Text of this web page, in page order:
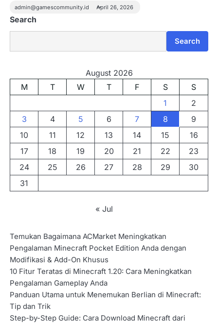
admin@gamescommunity.id April 26, 2026
Search
Search
August 2026
M
T W T F S
S
1
2
3
4 5 6 7 8
9
10
11 12 13 14 15
16
17
18 19 20 21 22
23
24
25 26 27 28 29
30
31
« Jul
Temukan Bagaimana ACMarket Meningkatkan
Pengalaman Minecraft Pocket Edition Anda dengan
Modifikasi & Add-On Khusus
10 Fitur Teratas di Minecraft 1.20: Cara Meningkatkan
Pengalaman Gameplay Anda
Panduan Utama untuk Menemukan Berlian di Minecraft:
Tip dan Trik
Step-by-Step Guide: Cara Download Minecraft dari